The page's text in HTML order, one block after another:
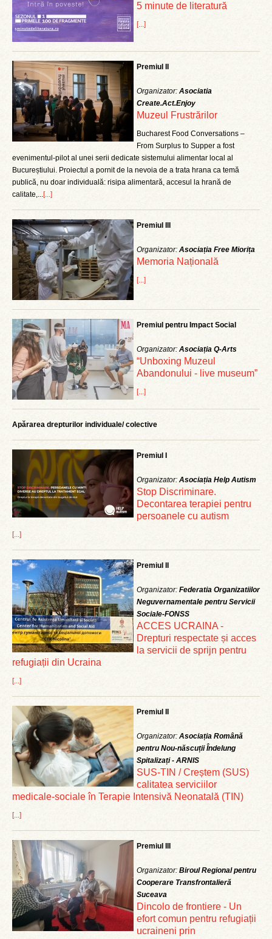
5 minute de literatură
[...]
Premiul II
Organizator: Asociatia
Create.Act.Enjoy
Muzeul Frustrărilor
Bucharest Food Conversations –
From Surplus to Supper a fost
evenimentul-pilot al unei serii dedicate sistemului alimentar local al
Bucureștiului. Proiectul a pornit de la nevoia de a trata hrana ca temă
publică, nu doar individuală: risipa alimentară, accesul la hrană de
calitate,...[...]
Premiul III
Organizator: Asociația Free Miorița
Memoria Națională
[...]
Premiul pentru Impact Social
Organizator: Asociația Q-Arts
“Unboxing Muzeul
Abandonului - live museum”
[...]
Apărarea drepturilor individuale/ colective
Premiul I
Organizator: Asociația Help Autism
Stop Discriminare.
Decontarea terapiei pentru
persoanele cu autism
[...]
Premiul II
Organizator: Federatia Organizatiilor
Neguvernamentale pentru Servicii
Sociale-FONSS
ACCES UCRAINA -
Drepturi respectate și acces
la servicii de sprijn pentru
refugiații din Ucraina
[...]
Premiul II
Organizator: Asociația Română
pentru Nou-născuții Îndelung
Spitalizați - ARNIS
SUS-TIN / Creștem (SUS)
calitatea serviciilor
medicale-sociale în Terapie Intensivă Neonatală (TIN)
[...]
Premiul III
Organizator: Biroul Regional pentru
Cooperare Transfrontalieră
Suceava
Dincolo de frontiere - Un
efort comun pentru refugiații
ucraineni prin